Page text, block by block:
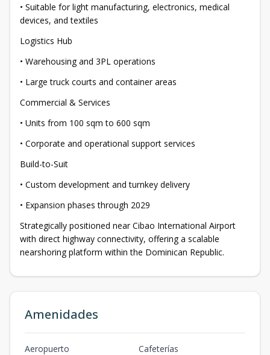
• Suitable for light manufacturing, electronics, medical
devices, and textiles
Logistics Hub
• Warehousing and 3PL operations
• Large truck courts and container areas
Commercial & Services
• Units from 100 sqm to 600 sqm
• Corporate and operational support services
Build-to-Suit
• Custom development and turnkey delivery
• Expansion phases through 2029
Strategically positioned near Cibao International Airport
with direct highway connectivity, offering a scalable
nearshoring platform within the Dominican Republic.
Amenidades
Aeropuerto
Cafeterías